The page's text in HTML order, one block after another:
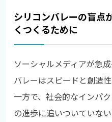
シリコンバレーの盲
くつくるために
ソーシャルメディアが急
バレーはスピードと創造
一方で、社会的なインパ
の進歩に追いついていな